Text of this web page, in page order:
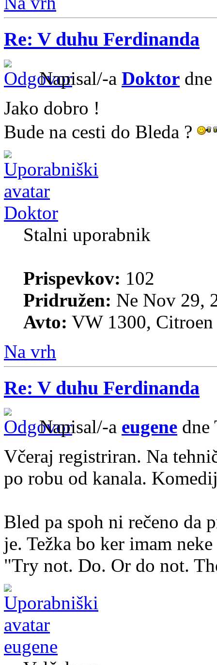
Re: V duhu Ferdinanda
Napisal/-a Doktor
Jako dobro !
Bude na cesti do Bleda ?
Doktor
Stalni uporabnik
Prispevkov: 102
Pridružen: Ne Nov 29,
Avto: VW 1300,
Na vrh
Re: V duhu Ferdinanda
Napisal/-a eugene dne
Včeraj registriran. Na
po robu od kanala.
Bled pa spoh ni rečeno da
je. Težka bo ker imam
"Try not. Do. Or do not.
eugene